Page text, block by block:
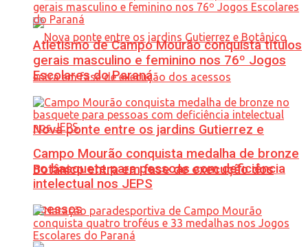
Nova ponte entre os jardins Gutierrez e
Botânico entra em fase de execução dos
acessos
Atletismo de Campo Mourão conquista títulos
gerais masculino e feminino nos 76º Jogos
Escolares do Paraná
Campo Mourão conquista medalha de bronze
no basquete para pessoas com deficiência
intelectual nos JEPS